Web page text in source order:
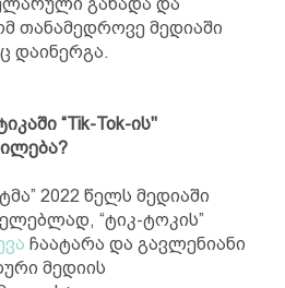
თანამედროვე მედიაში
დაინერგა.
“Tik-Tok-ის"
2022 წელს მედიაში
“ტიკ-ტოკის”
ჩაატარა და გავლენიანი
მედიის